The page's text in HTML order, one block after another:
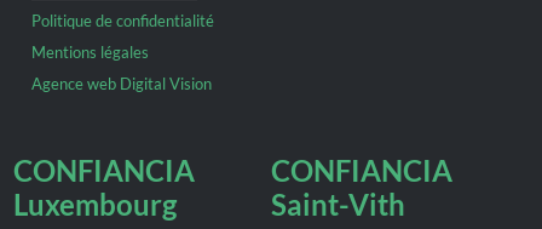
Politique de confidentialité
Mentions légales
Agence web Digital Vision
CONFIANCIA
Luxembourg
CONFIANCIA
Saint-Vith